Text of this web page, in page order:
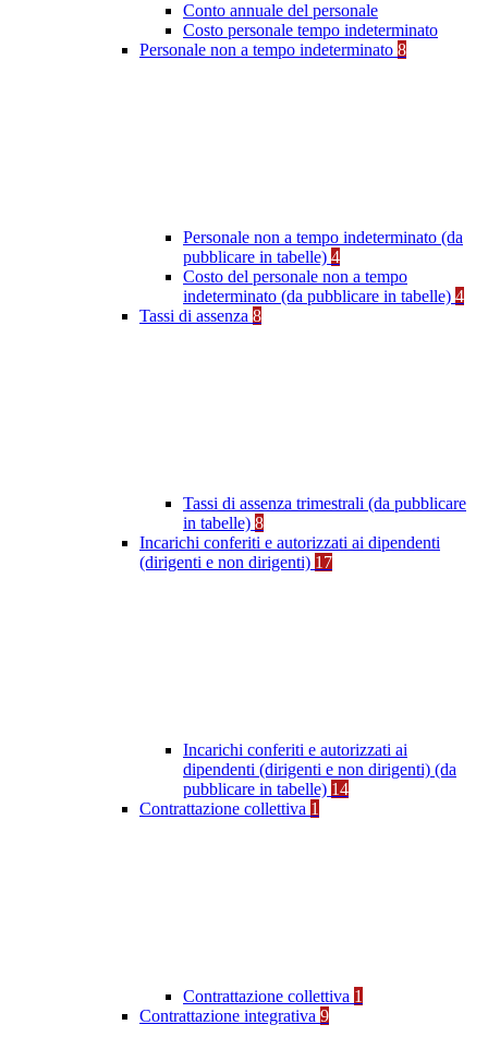
Conto annuale del personale
Costo personale tempo indeterminato
Personale non a tempo indeterminato 8
Personale non a tempo indeterminato (da
pubblicare in tabelle) 4
Costo del personale non a tempo
indeterminato (da pubblicare in tabelle) 4
Tassi di assenza 8
Tassi di assenza trimestrali (da pubblicare
in tabelle) 8
Incarichi conferiti e autorizzati ai dipendenti
(dirigenti e non dirigenti) 17
Incarichi conferiti e autorizzati ai
dipendenti (dirigenti e non dirigenti) (da
pubblicare in tabelle) 14
Contrattazione collettiva 1
Contrattazione collettiva 1
Contrattazione integrativa 9